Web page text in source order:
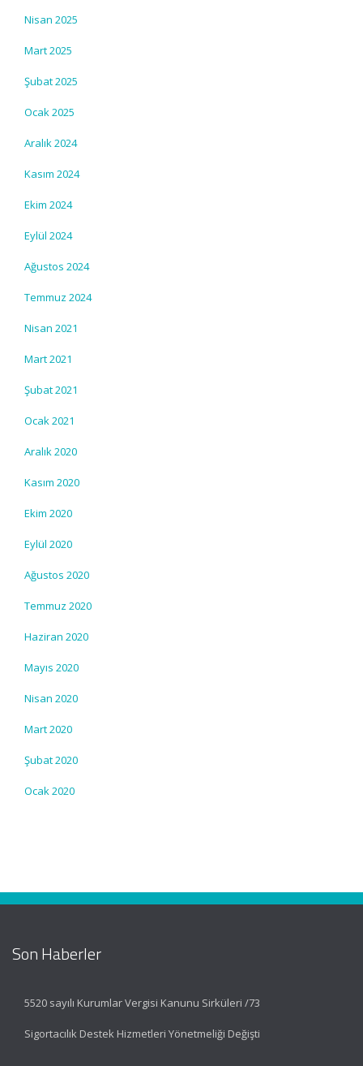
Nisan 2025
Mart 2025
Şubat 2025
Ocak 2025
Aralık 2024
Kasım 2024
Ekim 2024
Eylül 2024
Ağustos 2024
Temmuz 2024
Nisan 2021
Mart 2021
Şubat 2021
Ocak 2021
Aralık 2020
Kasım 2020
Ekim 2020
Eylül 2020
Ağustos 2020
Temmuz 2020
Haziran 2020
Mayıs 2020
Nisan 2020
Mart 2020
Şubat 2020
Ocak 2020
Son Haberler
5520 sayılı Kurumlar Vergisi Kanunu Sirküleri /73
Sigortacılık Destek Hizmetleri Yönetmeliği Değişti